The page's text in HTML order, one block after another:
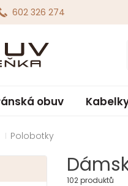
102 produktů
602 326 274
Polobotky
obuv